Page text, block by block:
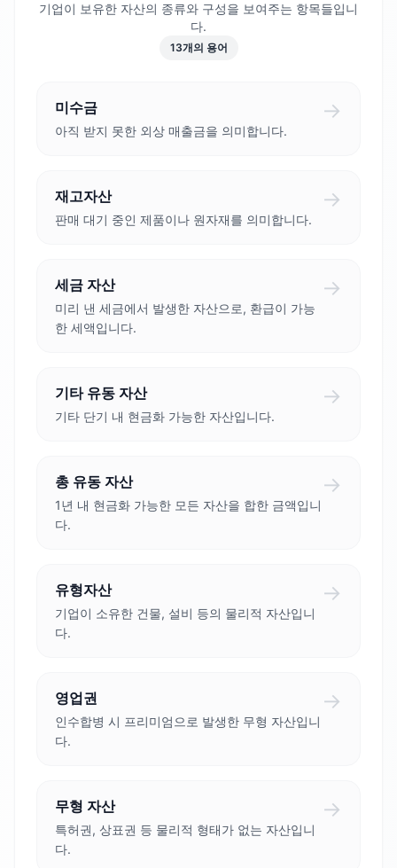
기업이 보유한 자산의 종류와 구성을 보여주는 항목들입니
다.
13개의 용어
미수금
아직 받지 못한 외상 매출금을 의미합니다.
→
재고자산
판매 대기 중인 제품이나 원자재를 의미합니다.
→
세금 자산
미리 낸 세금에서 발생한 자산으로, 환급이 가능
한 세액입니다.
→
기타 유동 자산
기타 단기 내 현금화 가능한 자산입니다.
→
총 유동 자산
1년 내 현금화 가능한 모든 자산을 합한 금액입니
다.
→
유형자산
기업이 소유한 건물, 설비 등의 물리적 자산입니
다.
→
영업권
인수합병 시 프리미엄으로 발생한 무형 자산입니
다.
→
무형 자산
특허권, 상표권 등 물리적 형태가 없는 자산입니
다.
→